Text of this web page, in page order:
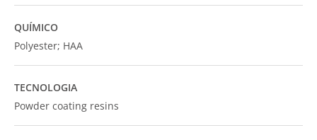
QUÍMICO
Polyester; HAA
TECNOLOGIA
Powder coating resins